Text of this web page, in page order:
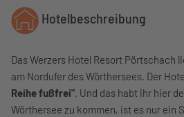
Hotelbeschreibung
Das Werzers Hotel Resort Pörtschach
am Nordufer des Wörthersees. Der
Reihe fußfrei". Und das habt ihr hier
Wörthersee zu kommen, ist es nur ein